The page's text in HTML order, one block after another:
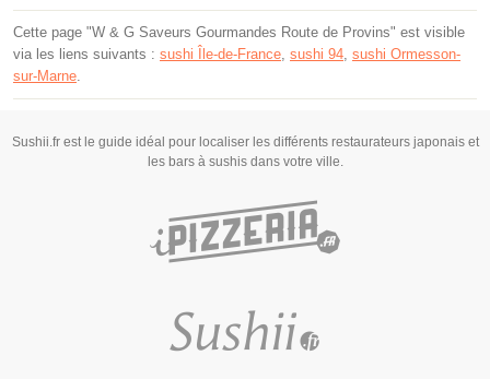
Cette page "W & G Saveurs Gourmandes Route de Provins" est visible
via les liens suivants : sushi Île-de-France, sushi 94, sushi Ormesson-
sur-Marne.
Sushii.fr est le guide idéal pour localiser les différents restaurateurs japonais et
les bars à sushis dans votre ville.